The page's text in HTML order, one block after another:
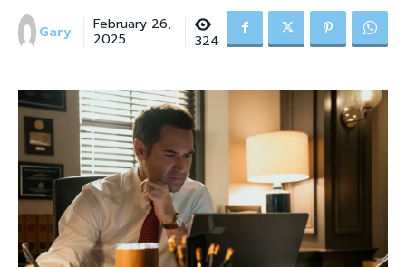
Gary February 26,
2025 324